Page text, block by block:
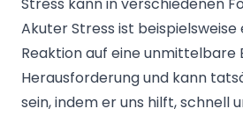
Akuter Stress ist
Reaktion auf eine unmittelbare
Herausforderung und kann
sein, indem er uns hilft, schnell